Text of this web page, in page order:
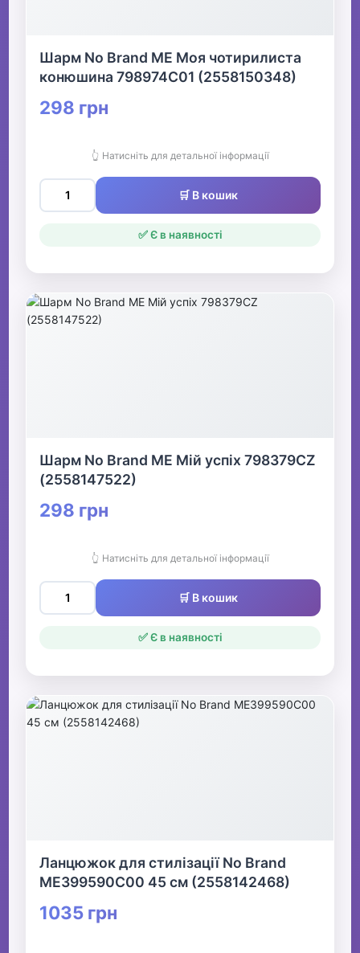
Шарм No Brand ME Моя чотирилиста
конюшина 798974C01 (2558150348)
298 грн
👆 Натисніть для детальної інформації
🛒 В кошик
✅ Є в наявності
Шарм No Brand ME Мій успіх 798379CZ
(2558147522)
298 грн
👆 Натисніть для детальної інформації
🛒 В кошик
✅ Є в наявності
Ланцюжок для стилізації No Brand
ME399590C00 45 см (2558142468)
1035 грн